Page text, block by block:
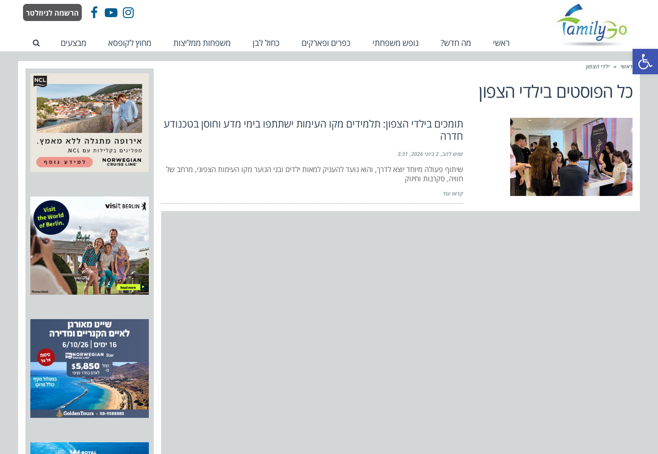
פתח סרגל נגישות
FacebookYouTube
Instagram הרשמה לניוזלטר
ראשי מה חדש? נופש משפחתי כפרים ופארקים כחול לבן משפחות ממליצות מחוץ לקופסא מבצעים
ראשי » ילדי הצפון
כל הפוסטים בילדי הצפון
תומכים בילדי הצפון: תלמידים מקו העימות ישתתפו בימי מדע וחוסן בטכנודע
חדרה
שוש להב 2 ביוני 2026 3:31
שיתוף פעולה מיוחד יוצא לדרך, והוא נועד להעניק למאות ילדים ובני הנוער מקו העימות הצפוני, מרחב של
חוויה, סקרנות וחיזוק
קראו עוד